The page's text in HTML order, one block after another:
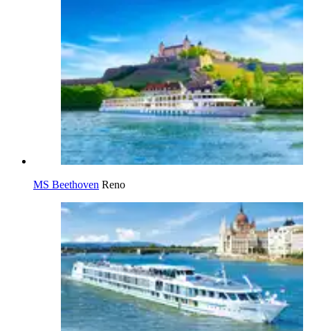
MS Beethoven Reno